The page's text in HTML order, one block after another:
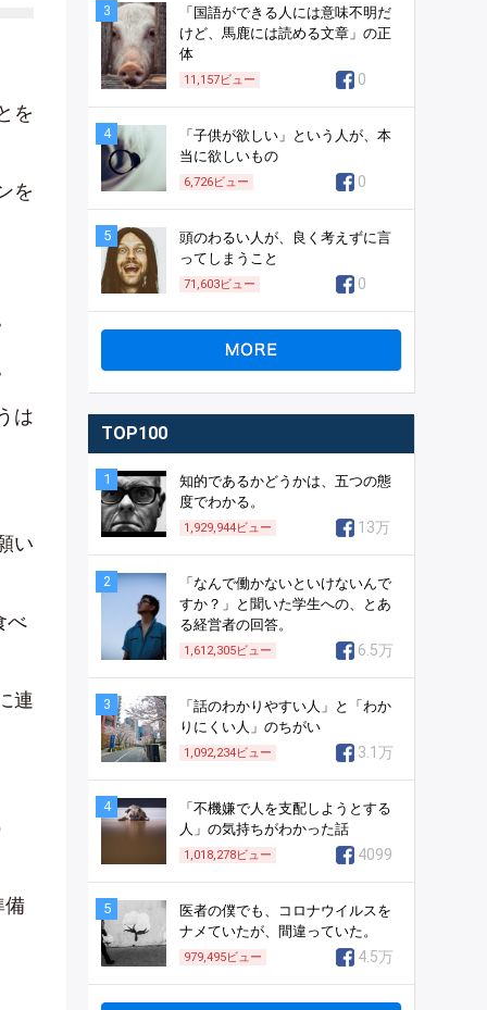
を
を
は
い
べ
連
備
3
「国語ができる人には意味不明だ
けど、馬鹿には読める文章」の正
体
11,157ビュー 0
4
「子供が欲しい」という人が、本
当に欲しいもの
6,726ビュー 0
5
頭のわるい人が、良く考えずに言
ってしまうこと
71,603ビュー 0
TOP100
1
知的であるかどうかは、五つの態
度でわかる。
1,929,944ビュー 13万
2
「なんで働かないといけないんで
すか？」と聞いた学生への、とあ
る経営者の回答。
1,612,305ビュー 6.5万
3
「話のわかりやすい人」と「わか
りにくい人」のちがい
1,092,234ビュー 3.1万
4
「不機嫌で人を支配しようとする
人」の気持ちがわかった話
1,018,278ビュー 4099
5
医者の僕でも、コロナウイルスを
ナメていたが、間違っていた。
979,495ビュー 4.5万